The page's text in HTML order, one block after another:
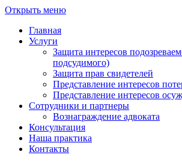
Открыть меню
Главная
Услуги
Защита интересов
подсудимого)
Защита прав свидетелей
Представление интересов
Представление интересов
Сотрудники и партнеры
Вознаграждение адвоката
Консультация
Наша практика
Контакты